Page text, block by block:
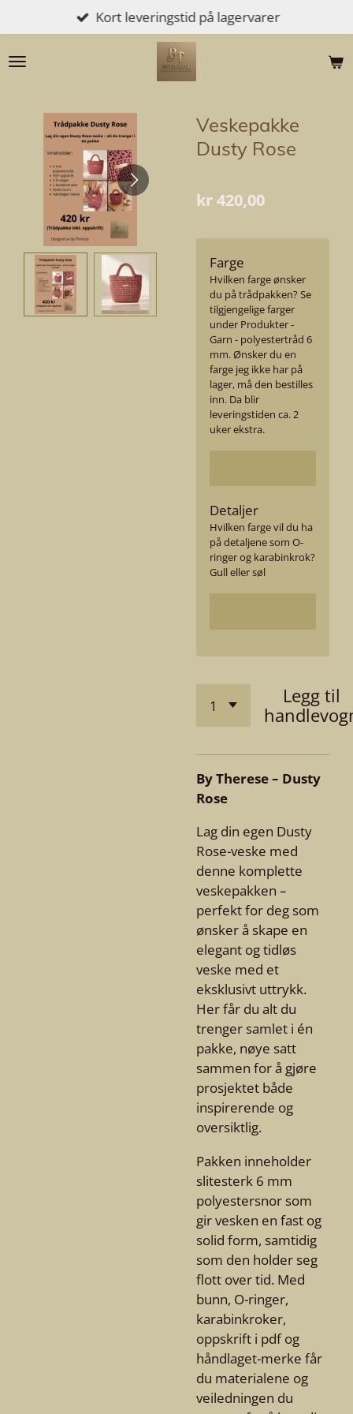
til
hovedinnhold
Kort leveringstid på lagervarer
Veskepakke
Dusty Rose
kr 420,00
Farge
Hvilken farge ønsker
du på trådpakken? Se
tilgjengelige farger
under Produkter -
Garn - polyestertråd 6
mm. Ønsker du en
farge jeg ikke har på
lager, må den bestilles
inn. Da blir
leveringstiden ca. 2
uker ekstra.
Detaljer
Hvilken farge vil du ha
på detaljene som O-
ringer og karabinkrok?
Gull eller søl
Legg til
By Therese – Dusty
Rose
Lag din egen Dusty
Rose-veske med
denne komplette
veskepakken –
perfekt for deg som
ønsker å skape en
elegant og tidløs
veske med et
eksklusivt uttrykk.
Her får du alt du
trenger samlet i én
pakke, nøye satt
sammen for å gjøre
prosjektet både
inspirerende og
oversiktlig.
Pakken inneholder
slitesterk 6 mm
polyestersnor som
gir vesken en fast og
solid form, samtidig
som den holder seg
flott over tid. Med
bunn, O-ringer,
karabinkroker,
oppskrift i pdf og
håndlaget-merke får
du materialene og
veiledningen du